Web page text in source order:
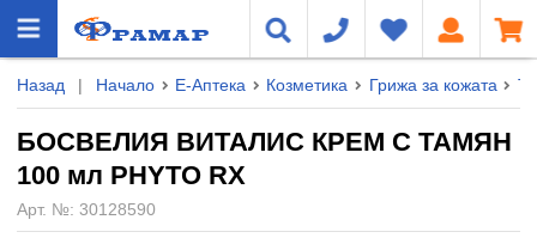
Назад | Начало Е-Аптека Козметика Грижа за кожата
БОСВЕЛИЯ ВИТАЛИС КРЕМ С ТАМЯН
100 мл PHYTO RX
Арт. №: 30128590